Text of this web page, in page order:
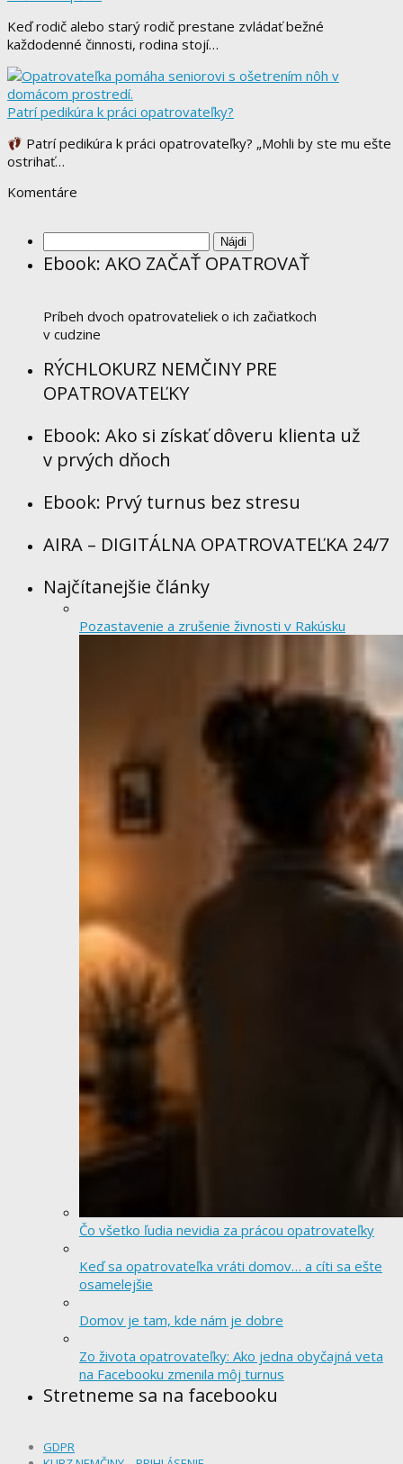
Keď rodič alebo starý rodič prestane zvládať bežné
každodenné činnosti, rodina stojí…
Patrí pedikúra k práci opatrovateľky?
Patrí pedikúra k práci opatrovateľky? „Mohli by ste mu ešte
ostrihať…
Komentáre
Ebook: AKO ZAČAŤ OPATROVAŤ
Príbeh dvoch opatrovateliek o ich začiatkoch
v cudzine
RÝCHLOKURZ NEMČINY PRE
OPATROVATEĽKY
Ebook: Ako si získať dôveru klienta už
v prvých dňoch
Ebook: Prvý turnus bez stresu
AIRA – DIGITÁLNA OPATROVATEĽKA 24/7
Najčítanejšie články
Pozastavenie a zrušenie živnosti v Rakúsku
Čo všetko ľudia nevidia za prácou opatrovateľky
Keď sa opatrovateľka vráti domov… a cíti sa ešte
osamelejšie
Domov je tam, kde nám je dobre
Zo života opatrovateľky: Ako jedna obyčajná veta
na Facebooku zmenila môj turnus
Stretneme sa na facebooku
GDPR